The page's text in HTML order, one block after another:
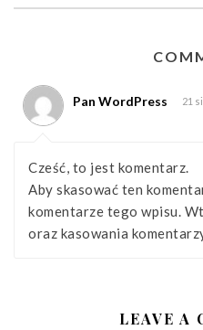
Pan WordPress 21
Cześć, to jest komentarz.
Aby skasować ten
komentarze tego wpisu.
oraz kasowania
LEAVE A